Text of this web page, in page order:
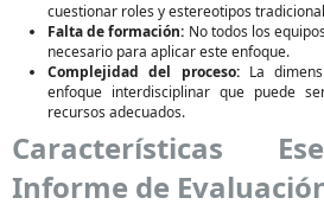
cuestionar roles y estereotipos
Falta de formación: No todos los
necesario para aplicar este enfoque.
Complejidad del proceso:La
enfoque interdisciplinar que puede
recursos adecuados.
Características
Informe de